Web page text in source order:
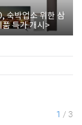
숙박업소 위한 삼
품 특가 개시>
1 / 3